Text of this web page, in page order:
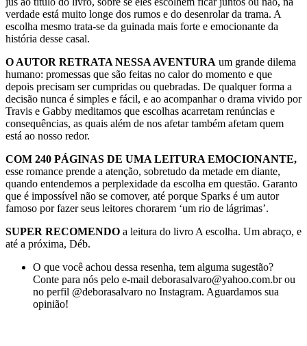
verdade está muito longe dos rumos e do desenrolar da trama. A
escolha mesmo trata-se da guinada mais forte e emocionante da
história desse casal.
O AUTOR RETRATA NESSA AVENTURA um grande dilema
humano: promessas que são feitas no calor do momento e que
depois precisam ser cumpridas ou quebradas. De qualquer forma a
decisão nunca é simples e fácil, e ao acompanhar o drama vivido por
Travis e Gabby meditamos que escolhas acarretam renúncias e
consequências, as quais além de nos afetar também afetam quem
está ao nosso redor.
COM 240 PÁGINAS DE UMA LEITURA EMOCIONANTE,
esse romance prende a atenção, sobretudo da metade em diante,
quando entendemos a perplexidade da escolha em questão. Garanto
que é impossível não se comover, até porque Sparks é um autor
famoso por fazer seus leitores chorarem ‘um rio de lágrimas’.
SUPER RECOMENDO a leitura do livro A escolha. Um abraço, e
até a próxima, Déb.
O que você achou dessa resenha, tem alguma sugestão?
Conte para nós pelo e-mail deborasalvaro@yahoo.com.br ou
no perfil @deborasalvaro no Instagram. Aguardamos sua
opinião!